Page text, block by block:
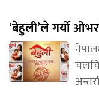
‘बेहुली’ले गर्यो